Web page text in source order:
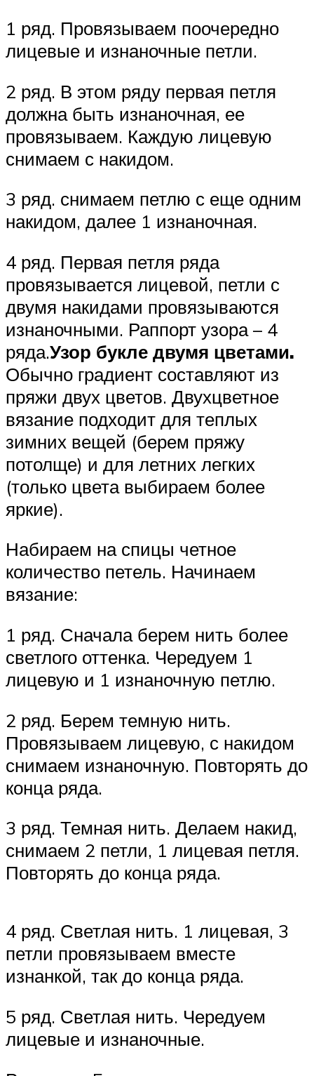
1 ряд. Провязываем поочередно
лицевые и изнаночные петли.
2 ряд. В этом ряду первая петля
должна быть изнаночная, ее
провязываем. Каждую лицевую
снимаем с накидом.
3 ряд. снимаем петлю с еще одним
накидом, далее 1 изнаночная.
4 ряд. Первая петля ряда
провязывается лицевой, петли с
двумя накидами провязываются
изнаночными. Раппорт узора – 4
ряда.Узор букле двумя цветами.
Обычно градиент составляют из
пряжи двух цветов. Двухцветное
вязание подходит для теплых
зимних вещей (берем пряжу
потолще) и для летних легких
(только цвета выбираем более
яркие).
Набираем на спицы четное
количество петель. Начинаем
вязание:
1 ряд. Сначала берем нить более
светлого оттенка. Чередуем 1
лицевую и 1 изнаночную петлю.
2 ряд. Берем темную нить.
Провязываем лицевую, с накидом
снимаем изнаночную. Повторять до
конца ряда.
3 ряд. Темная нить. Делаем накид,
снимаем 2 петли, 1 лицевая петля.
Повторять до конца ряда.
4 ряд. Светлая нить. 1 лицевая, 3
петли провязываем вместе
изнанкой, так до конца ряда.
5 ряд. Светлая нить. Чередуем
лицевые и изнаночные.